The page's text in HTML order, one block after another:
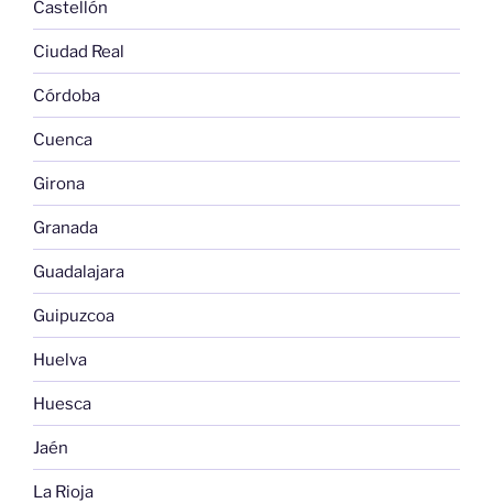
Castellón
Ciudad Real
Córdoba
Cuenca
Girona
Granada
Guadalajara
Guipuzcoa
Huelva
Huesca
Jaén
La Rioja